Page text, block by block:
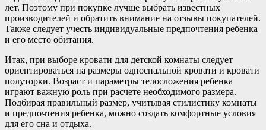
лет. Поэтому при покупке лучше выбрать известных
производителей и обратить внимание на отзывы покупателей.
Также следует учесть индивидуальные предпочтения ребенка
и его место обитания.
Итак, при выборе кровати для детской комнаты следует
ориентироваться на размеры односпальной кровати и кровати
полуторки. Возраст и параметры телосложения ребенка
играют важную роль при расчете необходимого размера.
Подбирая правильный размер, учитывая стилистику комнаты
и предпочтения ребенка, можно создать комфортные условия
для его сна и отдыха.